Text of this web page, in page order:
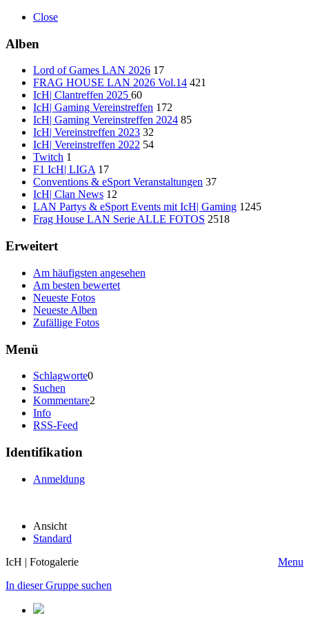
Close
Alben
Lord of Games LAN 2026 17
FRAG HOUSE LAN 2026 Vol.14 421
IcH| Clantreffen 2025 60
IcH| Gaming Vereinstreffen 172
IcH| Gaming Vereinstreffen 2024 85
IcH| Vereinstreffen 2023 32
IcH| Vereinstreffen 2022 54
Twitch 1
F1 IcH| LIGA 17
Conventions & eSport Veranstaltungen 37
IcH| Clan News 12
LAN Partys & eSport Events mit IcH| Gaming 1245
Frag House LAN Serie ALLE FOTOS 2518
Erweitert
Am häufigsten angesehen
Am besten bewertet
Neueste Fotos
Neueste Alben
Zufällige Fotos
Menü
Schlagworte0
Suchen
Kommentare2
Info
RSS-Feed
Identifikation
Anmeldung
Ansicht
Standard
IcH | Fotogalerie
Menu
In dieser Gruppe suchen